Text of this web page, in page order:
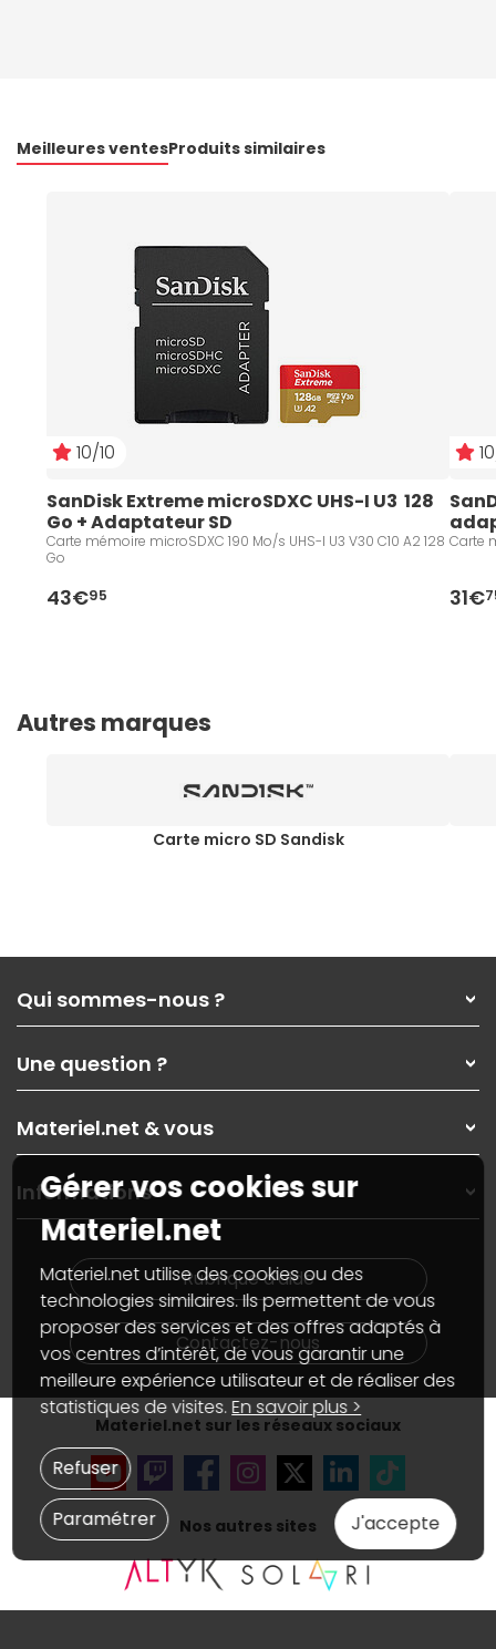
Meilleures ventesProduits similaires
10/10
SanDisk Extreme microSDXC UHS-I U3  128
Go + Adaptateur SD
Carte mémoire microSDXC 190 Mo/s UHS-I U3 V30 C10 A2 128
Go
43€95
Carte
31€
Autres marques
Carte micro SD Sandisk
Qui sommes-nous ?
Nos services
Les magasins Materiel.net
Nos solutions pour les pros
Contactez-nous
Une question ?
Paiement, livraison
Garanties,Pack Zen
SAV, demander un retour
Informations
Guides d'achats et tutoriels
Materiel.net & vous
On répare votre PC portable
On rachète votre carte graphique
PC sur mesure : Votre RDV personnalisé
Notre démarche écologique
Materiel.net recrute
Notre programme d'affiliation
Partenariat & Sponsoring
Informations
Plan du site
Nos marques
Conditions générales de vente
Marketplace
Informations légales
Données personnellesetcookies
Gérer vos cookies
Accessibilité : non conforme
Rubrique d'aide
Contactez-nous
Materiel.net sur les réseaux sociaux
Nos autres sites
Gérer vos cookies sur
Materiel.net
Materiel.net utilise des cookies ou des
technologies similaires. Ils permettent de vous
proposer des services et des offres adaptés à
vos centres d’intérêt, de vous garantir une
meilleure expérience utilisateur et de réaliser des
statistiques de visites.En savoir plus >
J'accepte
Paramétrer
Refuser